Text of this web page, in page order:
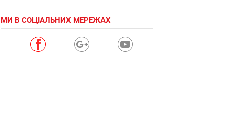
МИ В СОЦІАЛЬНИХ МЕРЕЖАХ